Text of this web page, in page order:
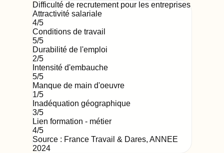
Difficulté de recrutement pour les entreprises
Attractivité salariale
4/5
Conditions de travail
5/5
Durabilité de l'emploi
2/5
Intensité d'embauche
5/5
Manque de main d'oeuvre
1/5
Inadéquation géographique
3/5
Lien formation - métier
4/5
Source : France Travail & Dares, ANNEE
2024